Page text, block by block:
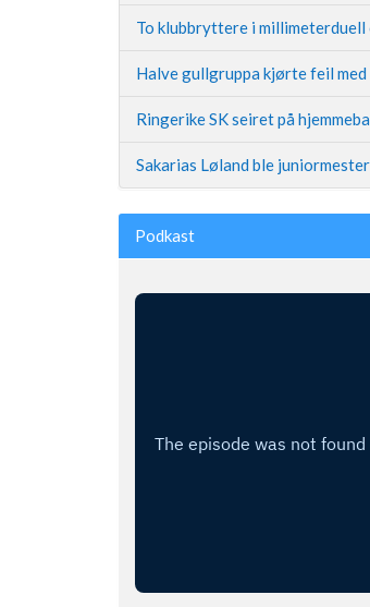
To klubbryttere i
Halve gullgruppa kjørte feil
Ringerike SK seiret på
Sakarias Løland ble
Podkast